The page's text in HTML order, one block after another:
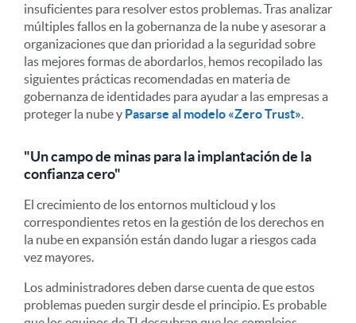
insuficientes para resolver estos problemas. Tras analizar
múltiples fallos en la gobernanza de la nube y asesorar a
organizaciones que dan prioridad a la seguridad sobre
las mejores formas de abordarlos, hemos recopilado las
siguientes prácticas recomendadas en materia de
gobernanza de identidades para ayudar a las empresas a
proteger la nube y Pasarse al modelo «Zero Trust»
"Un campo de minas para la implantación de la
confianza cero"
El crecimiento de los entornos multicloud y los
correspondientes retos en la gestión de los derechos en
la nube en expansión están dando lugar a riesgos cada
vez mayores.
Los administradores deben darse cuenta de que estos
problemas pueden surgir desde el principio. Es probable